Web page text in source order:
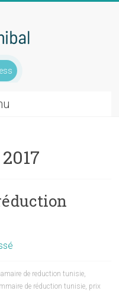
de reduction tunisie,
de réduction tunisie, prix